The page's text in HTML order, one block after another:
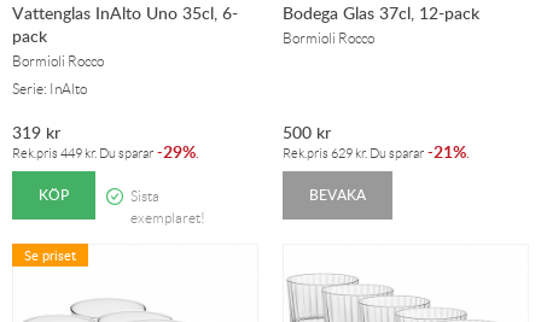
Vattenglas InAlto Uno 35cl, 6-
pack
Bormioli Rocco
Serie: InAlto
319 kr
Rek.pris 449 kr. Du sparar -29%.
KÖP
Sista
exemplaret!
Bodega Glas 37cl, 12-pack
Bormioli Rocco
500 kr
Rek.pris 629 kr. Du sparar -21%.
BEVAKA
Se priset